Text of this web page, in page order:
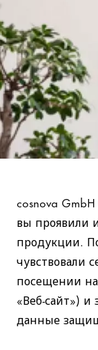
cosnova
вы проявили
продукции.
чувствовали
посещении
«Веб-сайт»)
данные